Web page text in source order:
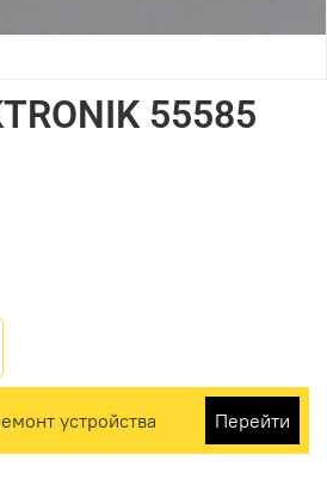
55585
устройства Перейти